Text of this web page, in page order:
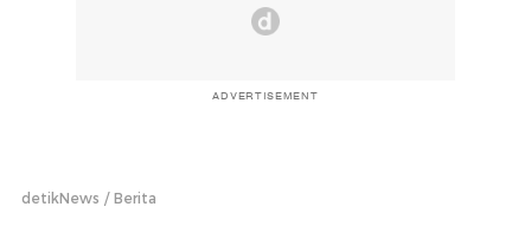
ADVERTISEMENT
detikNews Berita